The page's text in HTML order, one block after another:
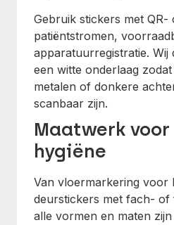
Gebruik stickers met
patiëntstromen,
apparatuurregistratie.
een witte onderlaag
metalen of donkere
scanbaar zijn.
Maatwerk
hygiëne
Van vloermarkering voor
deurstickers met fach- of
alle vormen en maten